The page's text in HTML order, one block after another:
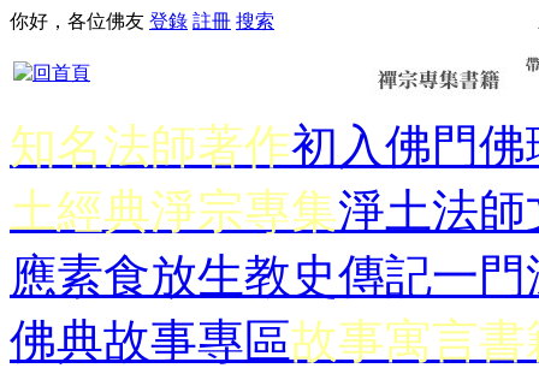
你好，各位佛友 登錄 註冊 搜索
知名法師著作初入佛門佛
土經典淨宗專集淨土法師
應素食放生教史傳記一門
佛典故事專區故事寓言書